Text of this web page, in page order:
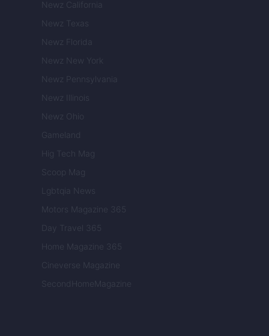
Newz California
Newz Texas
Newz Florida
Newz New York
Newz Pennsylvania
Newz Illinois
Newz Ohio
Gameland
Hig Tech Mag
Scoop Mag
Lgbtqia News
Motors Magazine 365
Day Travel 365
Home Magazine 365
Cineverse Magazine
SecondHomeMagazine